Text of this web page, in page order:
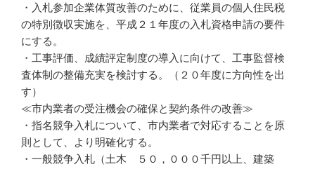
・入札参加企業体質改善のために、従業員の個人住民税
の特別徴収実施を、平成２１年度の入札資格申請の要件
にする。
・工事評価、成績評定制度の導入に向けて、工事監督検
査体制の整備充実を検討する。（２０年度に方向性を出
す）
≪市内業者の受注機会の確保と契約条件の改善≫
・指名競争入札について、市内業者で対応することを原
則として、より明確化する。
・一般競争入札（土木 ５０，０００千円以上、建築